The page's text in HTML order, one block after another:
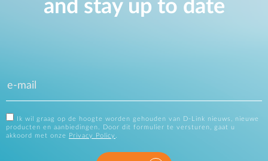
and stay up to date
Ik wil graag op de hoogte worden gehouden van D-Link nieuws, nieuwe
producten en aanbiedingen. Door dit formulier te versturen, gaat u
akkoord met onze
Privacy Policy